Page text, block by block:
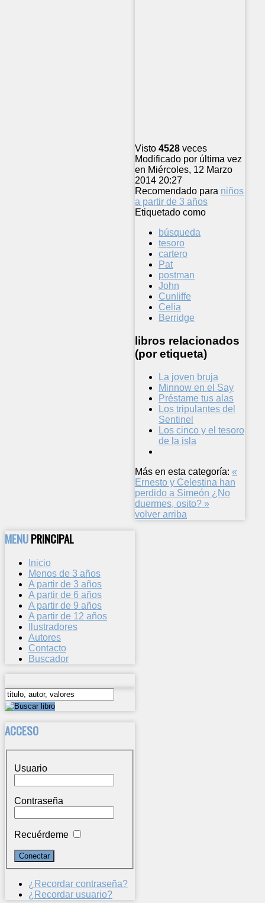
Visto 4528 veces
Modificado por última vez
en Miércoles, 12 Marzo
2014 20:27
Recomendado para niños
a partir de 3 años
Etiquetado como
búsqueda
tesoro
cartero
Pat
postman
John
Cunliffe
Celia
Berridge
libros relacionados
(por etiqueta)
La joven bruja
Minnow en el Say
Préstame tus alas
Los tripulantes del
Sentinel
Los cinco y el tesoro
de la isla
Más en esta categoría: «
Ernesto y Celestina han
perdido a Simeón ¿No
duermes, osito? »
volver arriba
MENUPRINCIPAL
Inicio
Menos de 3 años
A partir de 3 años
A partir de 6 años
A partir de 9 años
A partir de 12 años
Ilustradores
Autores
Contacto
Buscador
ACCESO
Usuario
Contraseña
Recuérdeme
¿Recordar contraseña?
¿Recordar usuario?